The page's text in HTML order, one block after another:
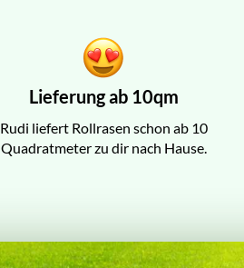
Lieferung ab 10qm
Rudi liefert Rollrasen schon ab 10
Quadratmeter zu dir nach Hause.